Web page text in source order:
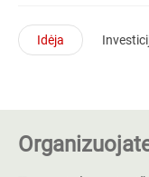
Idėja